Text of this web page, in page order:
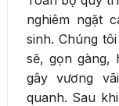
nghiêm ngặt
sinh. Chúng
sẽ, gọn gàng,
gây vương
quanh. Sau